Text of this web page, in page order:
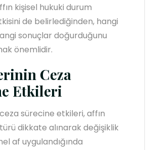
kişisel hukuki durum
de belirlediğinden, hangi
sonuçlar doğurduğunu
önemlidir.
Ceza
Etkileri
sürecine etkileri, affın
dikkate alınarak değişiklik
af uygulandığında